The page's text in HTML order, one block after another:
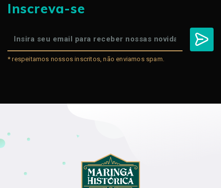
Inscreva-se
* respeitamos nossos inscritos, não enviamos spam.